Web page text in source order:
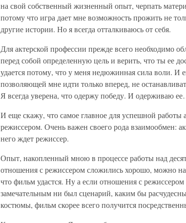
на свой собственный жизненный опыт, черпать
потому что игра дает мне возможность прожить не
другие истории. Но я всегда отталкиваюсь от себя.
Для актерской профессии прежде всего необходимо
перед собой определенную цель и верить, что ты ее
удается потому, что у меня недюжинная сила воли. И
позволяющей мне идти только вперед, не
Я всегда уверена, что одержу победу. И одерживаю
И еще скажу, что самое главное для успешной
режиссером. Очень важен своего рода взаимообмен:
него ждет режиссер.
Опыт, накопленный мною в процессе работы над
отношения с режиссером сложились хорошо, можно
что фильм удастся. Ну а если отношения с
замечательным ни был сценарий, каким бы
костюмы, фильм скорее всего получится